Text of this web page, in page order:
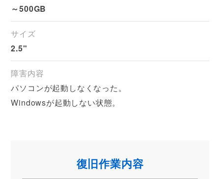
～500GB
サイズ
2.5"
障害内容
パソコンが起動しなくなった。
Windowsが起動しない状態。
復旧作業内容